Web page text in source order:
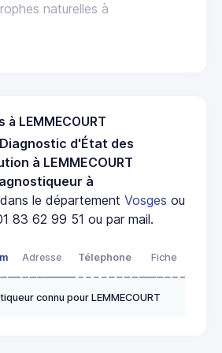
naturelles à
LEMMECOURT
Diagnostic d'État des
à LEMMECOURT
à
dans le département Vosges ou
83 62 99 51 ou par mail.
Adresse Télephone Fiche
connu pour LEMMECOURT